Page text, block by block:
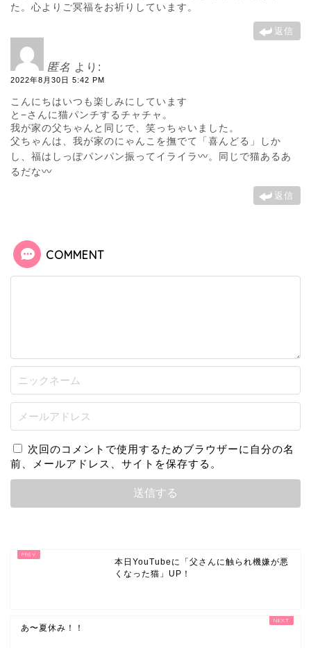
た。心よりご冥福をお祈りしています。
返信
匿名 より:
2022年8月30日 5:42 PM
こんにちはいつも楽しみにしています
と−さんに猫パンチするチャチャ。
我が家の父ちゃんと同じで、笑っちゃいました。
父ちゃんは、我が家のにゃんこを撫でて「喜んどる」しか
し、福はしっぽパンパン振ってイライラ〰。同じで猫あるあ
るだな〰
返信
COMMENT
次回のコメントで使用するためブラウザーに自分の名
前、メールアドレス、サイトを保存する。
本日YouTubeに「父さんに触られ機嫌が悪
くなった猫」UP！
あ〜夏休み！！